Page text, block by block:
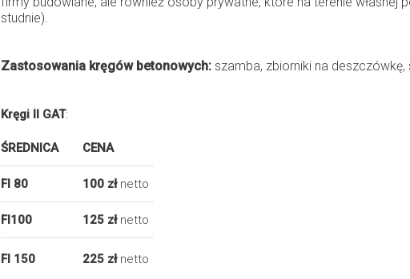
studnie).
Zastosowania kręgów betonowych:szamba, zbiorniki na
Kręgi II GAT:
ŚREDNICA CENA
FI 80 100 zł netto
FI100 125 zł netto
FI 150 225 zł netto